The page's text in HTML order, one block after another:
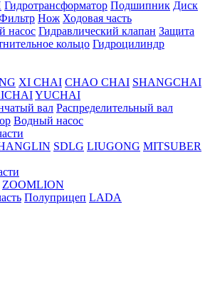
Гидротрансформатор Подшипник Диск
Нож Ходовая часть
насос Гидравлический клапан Защита
кольцо Гидроцилиндр
XI CHAI CHAO CHAI SHANGCHAI
YUCHAI
вал Распределительный вал
Водный насос
SDLG LIUGONG MITSUBER
ZOOMLION
Полуприцеп LADA